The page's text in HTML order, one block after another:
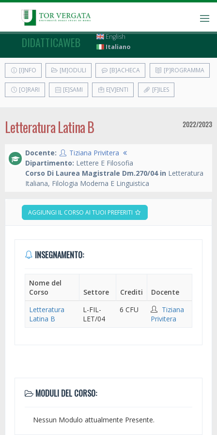
DIDATTICAWEB
English
Italiano
[I]NFO [M]ODULI [B]ACHECA [P]ROGRAMMA
[O]RARI [E]SAMI E[V]ENTI [F]ILES
Letteratura Latina B 2022/2023
Docente:
Tiziana Privitera
Dipartimento: Lettere E Filosofia
Corso Di Laurea Magistrale Dm.270/04 in Letteratura
Italiana, Filologia Moderna E Linguistica
AGGIUNGI IL CORSO AI TUOI PREFERITI
INSEGNAMENTO:
Nome del
Corso
Settore Crediti
Docente
Letteratura
Latina B
L-FIL-
LET/04
6 CFU
Tiziana
Privitera
MODULI DEL CORSO:
Nessun Modulo attualmente Presente.